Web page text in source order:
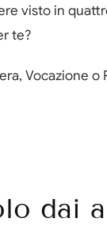
visto in
te?
Vocazione o
dai